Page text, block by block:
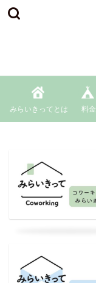
みらいきってとは 料金